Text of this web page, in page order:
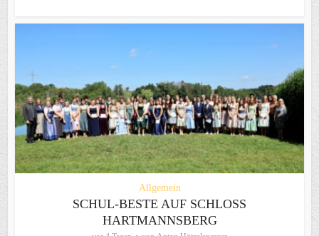
Allgemein
SCHUL-BESTE AUF SCHLOSS
HARTMANNSBERG